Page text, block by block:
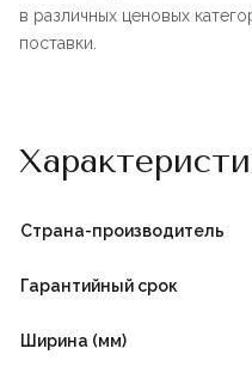
в различных ценовых
поставки.
Страна-производитель
Гарантийный срок
Ширина (мм)